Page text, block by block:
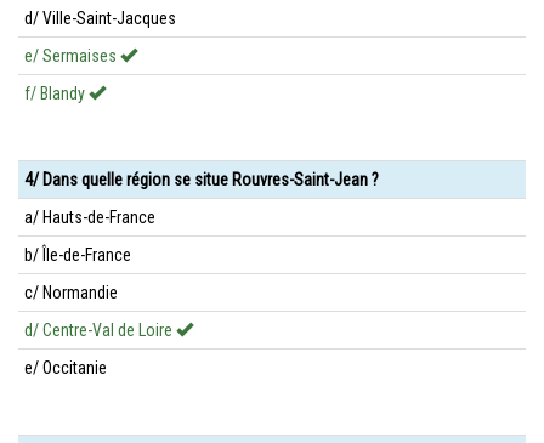
d/ Ville-Saint-Jacques
e/ Sermaises
f/ Blandy
4/ Dans quelle région se situe Rouvres-Saint-Jean ?
a/ Hauts-de-France
b/ Île-de-France
c/ Normandie
d/ Centre-Val de Loire
e/ Occitanie